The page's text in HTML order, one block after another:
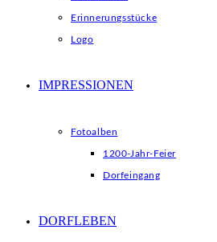
Erinnerungsstücke
Logo
IMPRESSIONEN
Fotoalben
1200-Jahr-Feier
Dorfeingang
DORFLEBEN